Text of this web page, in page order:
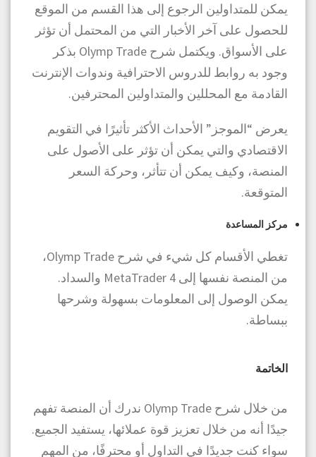
يمكن للمتداولين الرجوع إلى هذا القسم من الموقع
للحصول على آخر الأخبار التي من المحتمل أن تؤثر
على الأسواق. ويكتمل شرح Olymp Trade بذكر
وجود به روابط للدروس الاحترافية وندوات الإنترنت
القادمة مع المحللين والمتداولين المحترفين.
يعرض “الموجز” الأحداث الأكثر تأثيرًا في التقويم
الاقتصادي والتي يمكن أن تؤثر على الأصول على
المنصة، وكيف يمكن أن تتأثر، وحركة السعر
المتوقعة.
مركز المساعدة
تغطي الأقسام كل شيء في شرح Olymp Trade،
من المنصة نفسها إلى MetaTrader 4 والسداد.
يمكن الوصول إلى المعلومات بسهولة وشرحها
ببساطة.
الخاتمة
من خلال شرح Olymp Trade ندرك أن المنصة تفهم
جيدًا أنه من خلال تعزيز قوة عملائها، يستفيد الجميع.
سواء كنت جديدًا في التداول أو محترفًا، من المهم